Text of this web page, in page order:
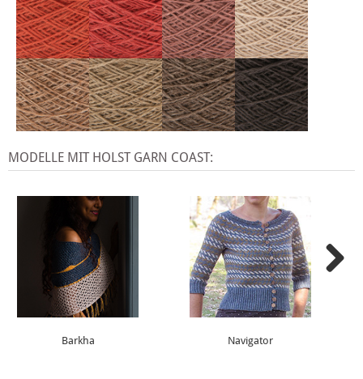
MODELLE MIT HOLST GARN COAST:
Barkha Navigator